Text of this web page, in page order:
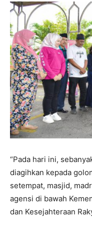
“Pada hari ini,
diagihkan kepada
setempat, masjid,
agensi di bawah
dan Kesejahteraan